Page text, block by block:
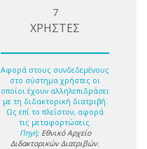
7
ΧΡΗΣΤΕΣ
Αφορά στους συνδεδεμένους
στο σύστημα χρήστες οι
οποίοι έχουν αλληλεπιδράσει
με τη διδακτορική διατριβή.
Ως επί το πλείστον, αφορά
τις μεταφορτώσεις.
Πηγή: Εθνικό Αρχείο
Διδακτορικών Διατριβών.